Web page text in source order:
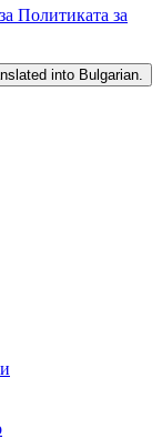
Политиката за
into Bulgarian.